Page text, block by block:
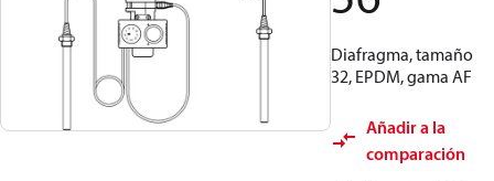
Diafragma, tamaño
32, EPDM, gama AF
Añadir a la
comparación